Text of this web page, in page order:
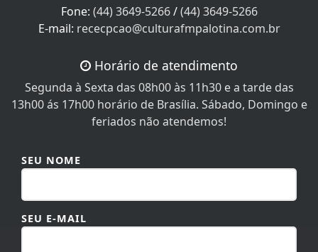
Fone: (44) 3649-5266/(44) 3649-5266
E-mail: rececpcao@culturafmpalotina.com.br
Horário de atendimento
Segunda à Sexta das 08h00 às 11h30 e a tarde das
13h00 ás 17h00 horário de Brasília. Sábado, Domingo e
feriados não atendemos!
SEU NOME
SEU E-MAIL